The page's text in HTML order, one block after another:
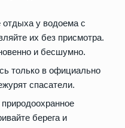
отдыха у водоема с
их без присмотра.
и бесшумно.
только в официально
спасатели.
берега и